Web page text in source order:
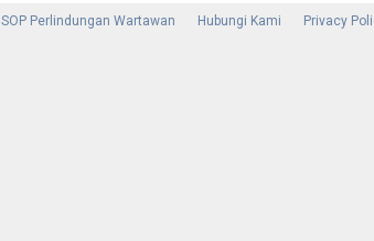
SOP Perlindungan Wartawan Hubungi Kami Privacy